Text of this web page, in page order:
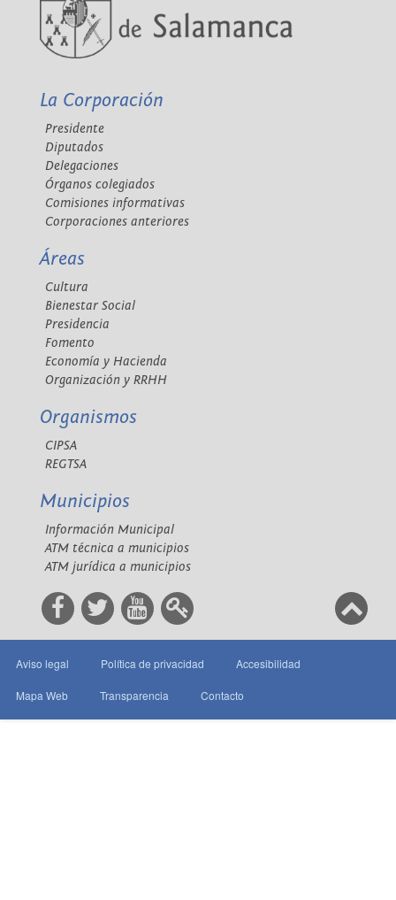
La Corporación
Presidente
Diputados
Delegaciones
Órganos colegiados
Comisiones informativas
Corporaciones anteriores
Áreas
Cultura
Bienestar Social
Presidencia
Fomento
Economía y Hacienda
Organización y RRHH
Organismos
CIPSA
REGTSA
Municipios
Información Municipal
ATM técnica a municipios
ATM jurídica a municipios
Aviso legal Política de privacidad Accesibilidad
Mapa Web Transparencia Contacto